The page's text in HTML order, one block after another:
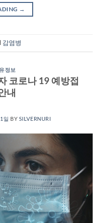
→
감염병
정보
코로나 19 예방접
내
일 BY SILVERNURI